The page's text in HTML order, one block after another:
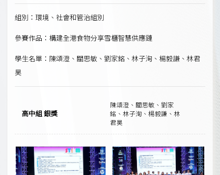
組別：環境、社會和管治組別
參賽作品：構建全港食物分享雪櫃智慧供應鏈
學生名單：陳頌澄、關思敏、劉家銘、林子洵、楊毅謙、林君
昊
高中組 銀獎
陳頌澄、關思敏、劉家
銘、林子洵、楊毅謙、林
君昊